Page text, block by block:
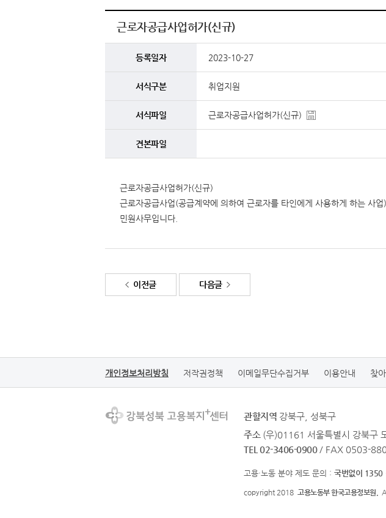
근로자공급사업허가(신규)
등록일자 2023-10-27
서식구분 취업지원
서식파일 근로자공급사업허가(신규)
견본파일
근로자공급사업허가(신규)
근로자공급사업(공급계약에 의하여 근로자를 타인에게 사용하게 하는 사
민원사무입니다.
이전글 다음글
개인정보처리방침 저작권정책 이메일무단수집거부 이용안내 찾
관할지역 강북구, 성북구
주소 (우)01161 서울특별시 강북구
TEL 02-3406-0900 / FAX 0503-
고용·노동 분야 제도 문의 : 국번없이 1350
copyright 2018 고용노동부 한국고용정보원.